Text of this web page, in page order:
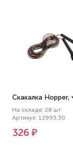
Скакалка Hopper,
На складе: 28 шт
Артикул: 12993.30
326 ₽